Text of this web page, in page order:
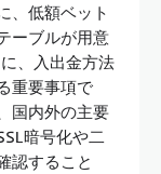
、低額ベット
ーブルが用意
、入出金方法
重要事項で
国内外の主要
暗号化や二
認すること